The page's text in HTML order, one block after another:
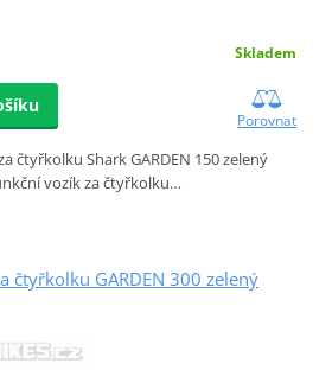
Skladem
Porovnat
čtyřkolku Shark GARDEN 150 zelený
vozík za čtyřkolku…
čtyřkolku GARDEN 300 zelený